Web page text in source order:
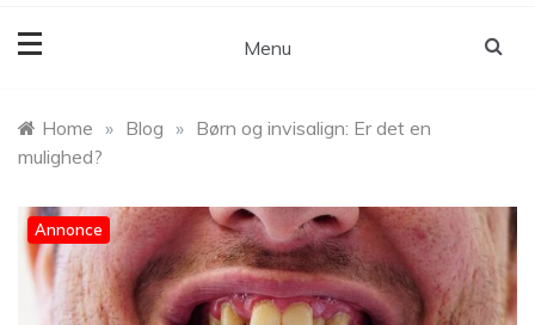
Menu
Home » Blog » Børn og invisalign: Er det en
mulighed?
Annonce